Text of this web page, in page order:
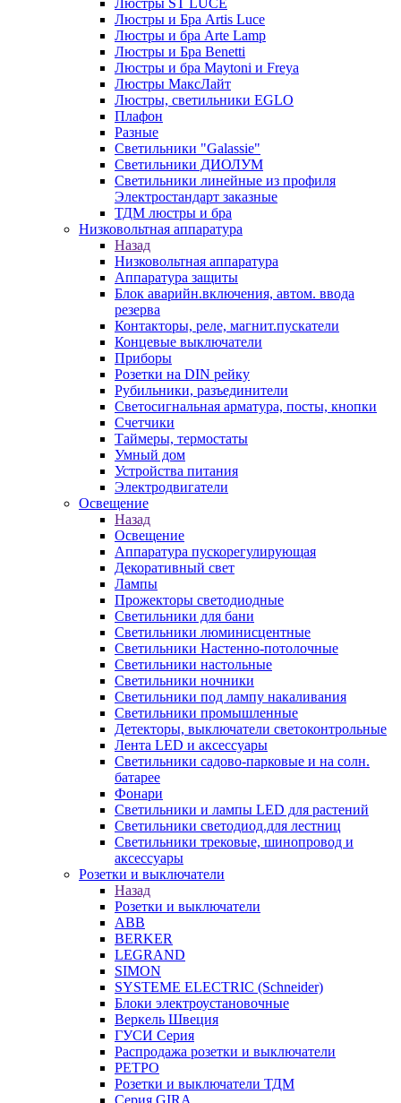
Люстры ST LUCE
Люстры и Бра Artis Luce
Люстры и бра Arte Lamp
Люстры и Бра Benetti
Люстры и бра Maytoni и Freya
Люстры МаксЛайт
Люстры, светильники EGLO
Плафон
Разные
Светильники "Galassie"
Светильники ДИОЛУМ
Светильники линейные из профиля
Электростандарт заказные
ТДМ люстры и бра
Низковольтная аппаратура
Назад
Низковольтная аппаратура
Аппаратура защиты
Блок аварийн.включения, автом. ввода
резерва
Контакторы, реле, магнит.пускатели
Концевые выключатели
Приборы
Розетки на DIN рейку
Рубильники, разъединители
Светосигнальная арматура, посты, кнопки
Счетчики
Таймеры, термостаты
Умный дом
Устройства питания
Электродвигатели
Освещение
Назад
Освещение
Аппаратура пускорегулирующая
Декоративный свет
Лампы
Прожекторы светодиодные
Светильники для бани
Светильники люминисцентные
Светильники Настенно-потолочные
Светильники настольные
Светильники ночники
Светильники под лампу накаливания
Светильники промышленные
Детекторы, выключатели светоконтрольные
Лента LED и аксессуары
Светильники садово-парковые и на солн.
батарее
Фонари
Светильники и лампы LED для растений
Светильники светодиод.для лестниц
Светильники трековые, шинопровод и
аксессуары
Розетки и выключатели
Назад
Розетки и выключатели
ABB
BERKER
LEGRAND
SIMON
SYSTEME ELECTRIC (Schneider)
Блоки электроустановочные
Веркель Швеция
ГУСИ Серия
Распродажа розетки и выключатели
РЕТРО
Розетки и выключатели ТДМ